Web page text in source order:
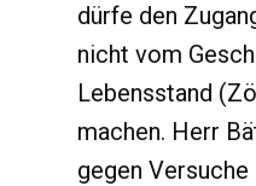
dürfe den
nicht vom
Lebensstand
machen. Herr
gegen